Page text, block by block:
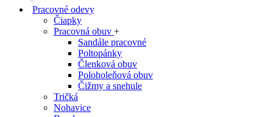
Pracovné odevy
Čiapky
Pracovná obuv +
Sandále pracovné
Poltopánky
Členková obuv
Poloholeňová obuv
Čižmy a snehule
Tričká
Nohavice